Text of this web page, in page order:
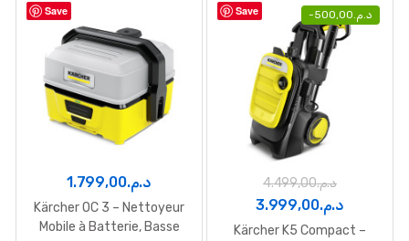
Save
د.م.1.799,00
Kärcher OC 3 – Nettoyeur
Mobile à Batterie, Basse
Save - د.م.500,00
د.م.4.499,00
Le
prix
د.م.3.999,00
prix
Kärcher K5 Compact –